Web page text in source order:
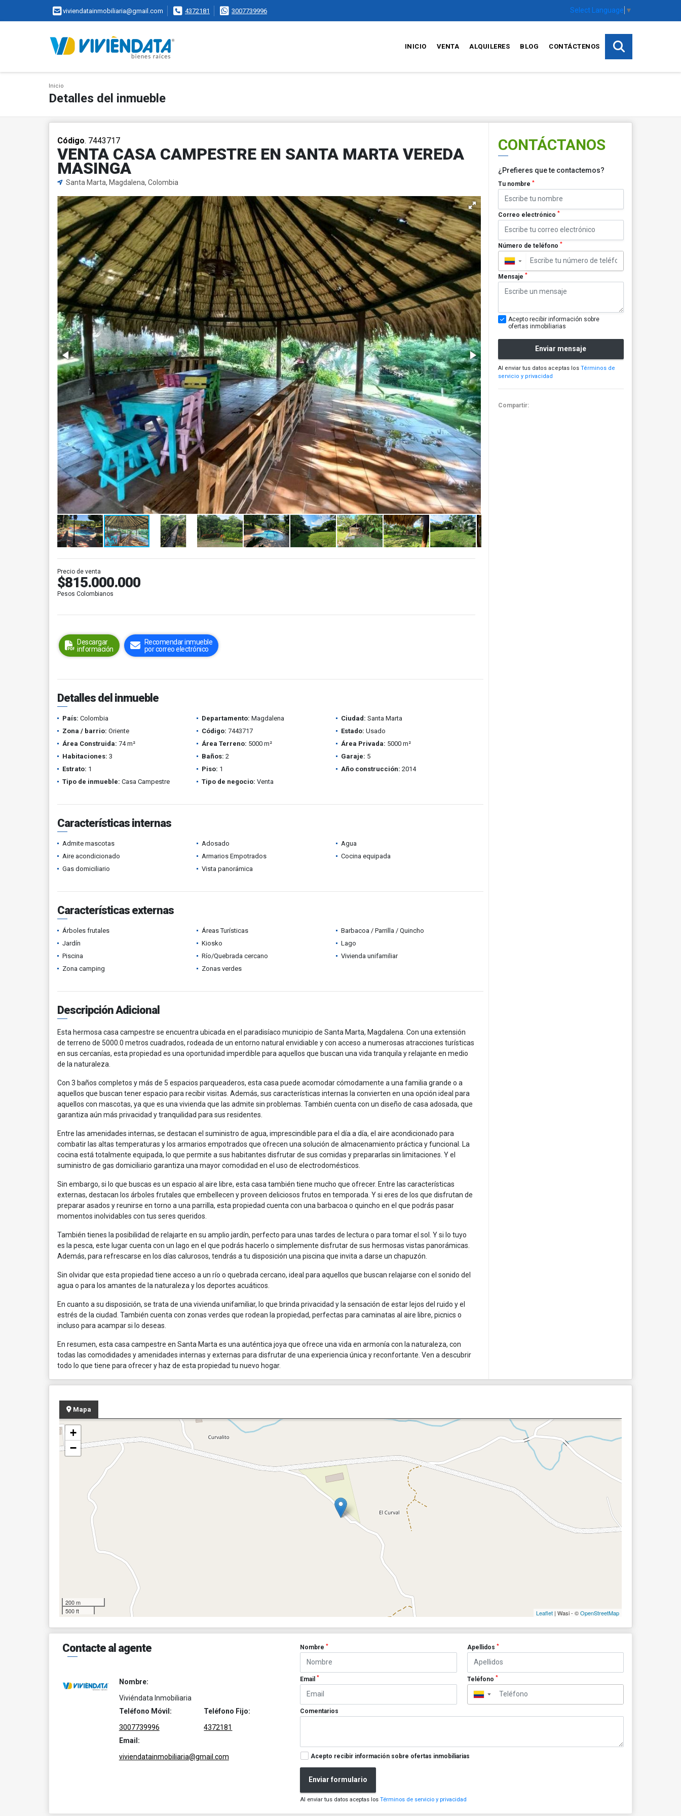
viviendatainmobiliaria@gmail.com 4372181 3007739996 Select Language ▼
INICIO VENTA ALQUILERES BLOG CONTÁCTENOS
Inicio
Detalles del inmueble
Código. 7443717
VENTA CASA CAMPESTRE EN SANTA MARTA VEREDA
MASINGA
Santa Marta, Magdalena, Colombia
Precio de venta
$815.000.000
Pesos Colombianos
Descargar
información
Recomendar inmueble
por correo electrónico
Detalles del inmueble
País: Colombia Departamento: Magdalena Ciudad: Santa Marta
Zona / barrio: Oriente Código: 7443717 Estado: Usado
Área Construida: 74 m² Área Terreno: 5000 m² Área Privada: 5000 m²
Habitaciones: 3 Baños: 2 Garaje: 5
Estrato: 1 Piso: 1 Año construcción: 2014
Tipo de inmueble: Casa Campestre Tipo de negocio: Venta
Características internas
Admite mascotas Adosado
Agua
Aire acondicionado
Armarios Empotrados
Cocina equipada
Gas domiciliario
Vista panorámica
Características externas
Árboles frutales Áreas Turísticas
Barbacoa / Parrilla / Quincho
Jardín
Kiosko
Lago
Piscina
Río/Quebrada cercano
Vivienda unifamiliar
Zona camping
Zonas verdes
Descripción Adicional
Esta hermosa casa campestre se encuentra ubicada en el paradisíaco municipio de Santa Marta, Magdalena. Con una extensión
de terreno de 5000.0 metros cuadrados, rodeada de un entorno natural envidiable y con acceso a numerosas atracciones turísticas
en sus cercanías, esta propiedad es una oportunidad imperdible para aquellos que buscan una vida tranquila y relajante en medio
de la naturaleza.
Con 3 baños completos y más de 5 espacios parqueaderos, esta casa puede acomodar cómodamente a una familia grande o a
aquellos que buscan tener espacio para recibir visitas. Además, sus características internas la convierten en una opción ideal para
aquellos con mascotas, ya que es una vivienda que las admite sin problemas. También cuenta con un diseño de casa adosada, que
garantiza aún más privacidad y tranquilidad para sus residentes.
Entre las amenidades internas, se destacan el suministro de agua, imprescindible para el día a día, el aire acondicionado para
combatir las altas temperaturas y los armarios empotrados que ofrecen una solución de almacenamiento práctica y funcional. La
cocina está totalmente equipada, lo que permite a sus habitantes disfrutar de sus comidas y prepararlas sin limitaciones. Y el
suministro de gas domiciliario garantiza una mayor comodidad en el uso de electrodomésticos.
Sin embargo, si lo que buscas es un espacio al aire libre, esta casa también tiene mucho que ofrecer. Entre las características
externas, destacan los árboles frutales que embellecen y proveen deliciosos frutos en temporada. Y si eres de los que disfrutan de
preparar asados y reunirse en torno a una parrilla, esta propiedad cuenta con una barbacoa o quincho en el que podrás pasar
momentos inolvidables con tus seres queridos.
También tienes la posibilidad de relajarte en su amplio jardín, perfecto para unas tardes de lectura o para tomar el sol. Y si lo tuyo
es la pesca, este lugar cuenta con un lago en el que podrás hacerlo o simplemente disfrutar de sus hermosas vistas panorámicas.
Además, para refrescarse en los días calurosos, tendrás a tu disposición una piscina que invita a darse un chapuzón.
Sin olvidar que esta propiedad tiene acceso a un río o quebrada cercano, ideal para aquellos que buscan relajarse con el sonido del
agua o para los amantes de la naturaleza y los deportes acuáticos.
En cuanto a su disposición, se trata de una vivienda unifamiliar, lo que brinda privacidad y la sensación de estar lejos del ruido y el
estrés de la ciudad. También cuenta con zonas verdes que rodean la propiedad, perfectas para caminatas al aire libre, picnics o
incluso para acampar si lo deseas.
En resumen, esta casa campestre en Santa Marta es una auténtica joya que ofrece una vida en armonía con la naturaleza, con
todas las comodidades y amenidades internas y externas para disfrutar de una experiencia única y reconfortante. Ven a descubrir
todo lo que tiene para ofrecer y haz de esta propiedad tu nuevo hogar.
CONTÁCTANOS
¿Prefieres que te contactemos?
Tu nombre *
Correo electrónico *
Número de teléfono *
▼
Mensaje *
Acepto recibir información sobre
ofertas inmobiliarias
Enviar mensaje
Al enviar tus datos aceptas los Términos de
servicio y privacidad
Compartir:
Mapa
+
−
200 m
500 ft
Leaflet | Wasi - ©OpenStreetMap
Contacte al agente
Nombre:
Viviéndata Inmobiliaria
Teléfono Móvil:
3007739996
Teléfono Fijo:
4372181
Email:
viviendatainmobiliaria@gmail.com
Nombre* Apellidos *
Email* Teléfono *
▼
Comentarios
Acepto recibir información sobre ofertas inmobiliarias
Enviar formulario
Al enviar tus datos aceptas losTérminos de servicio y privacidad